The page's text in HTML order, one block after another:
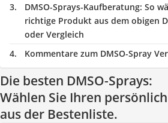
DMSO-Sprays-Kaufberatung: So
richtige Produkt aus dem obigen
oder Vergleich
Kommentare zum DMSO-Spray
Die besten DMSO-Sprays:
Wählen Sie Ihren
aus der Bestenliste.